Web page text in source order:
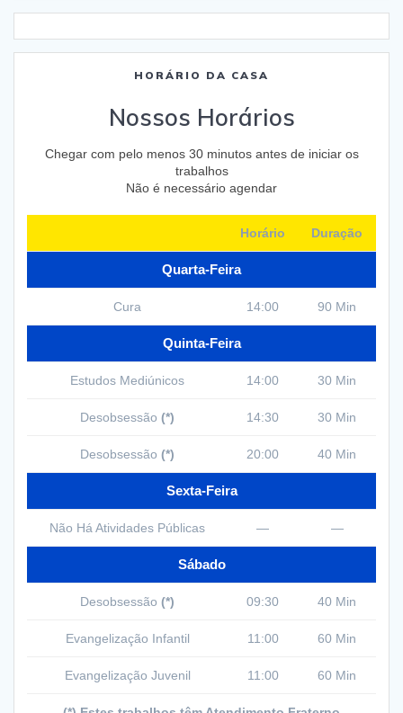
HORÁRIO DA CASA
Nossos Horários
Chegar com pelo menos 30 minutos antes de iniciar os
trabalhos
Não é necessário agendar
Horário Duração
Quarta-Feira
Cura 14:00 90 Min
Quinta-Feira
Estudos Mediúnicos 14:00 30 Min
Desobsessão (*) 14:30 30 Min
Desobsessão (*) 20:00 40 Min
Sexta-Feira
Não Há Atividades Públicas — —
Sábado
Desobsessão (*) 09:30 40 Min
Evangelização Infantil 11:00 60 Min
Evangelização Juvenil 11:00 60 Min